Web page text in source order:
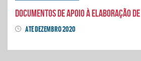
Documentos de apoio à elaboração
ATÉ DEZEMBRO 2020